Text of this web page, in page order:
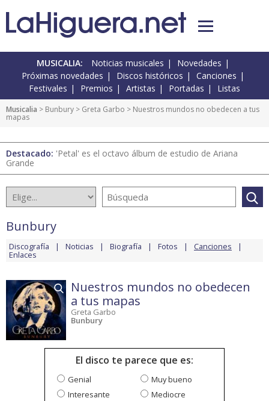
MUSICALIA: Noticias musicales
Novedades
Próximas novedades
Discos históricos
Canciones
Festivales
Premios Artistas Portadas Listas
Musicalia > Bunbury > Greta Garbo > Nuestros mundos no obedecen a tus
mapas
Destacado: 'Petal' es el octavo álbum de estudio de Ariana
Grande
Bunbury
Discografía Noticias Biografía Fotos Canciones
Enlaces
Nuestros mundos no obedecen
a tus mapas
Greta Garbo
Bunbury
El disco te parece que es:
Genial
Muy bueno
Interesante
Mediocre